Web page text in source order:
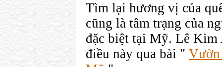
Tìm lại hương vị của
cũng là tâm trạng của
đặc biệt tại Mỹ. Lê Kim
điều này qua bài " Vườn